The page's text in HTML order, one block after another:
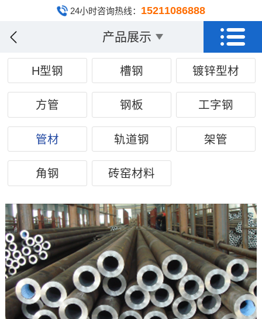
24小时咨询热线： 15211086888
产品展示
H型钢 槽钢 镀锌型材
方管 钢板 工字钢
管材 轨道钢 架管
角钢 砖窑材料